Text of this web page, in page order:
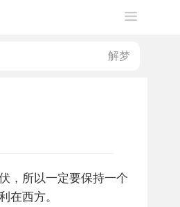
，所以一定要保持一个
在西方。